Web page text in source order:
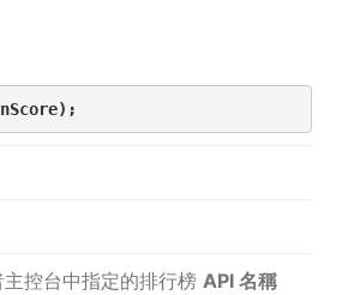
控台中指定的排行榜 API 名稱